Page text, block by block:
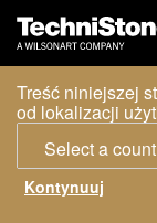
Treść niniejszej
od lokalizacji
Select a